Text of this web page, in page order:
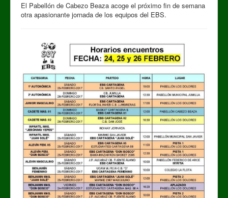
El Pabellón de Cabezo Beaza acoge el próximo fin de semana
otra apasionante jornada de los equipos del EBS.